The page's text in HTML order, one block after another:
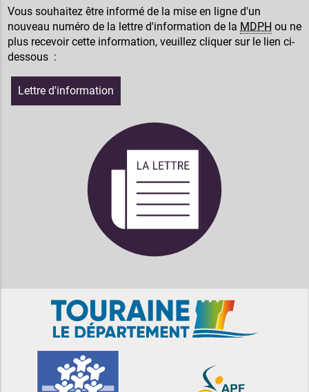
Vous souhaitez être informé de la mise en ligne d'un
nouveau numéro de la lettre d'information de la MDPH ou ne
plus recevoir cette information, veuillez cliquer sur le lien ci-
dessous :
Lettre d'information